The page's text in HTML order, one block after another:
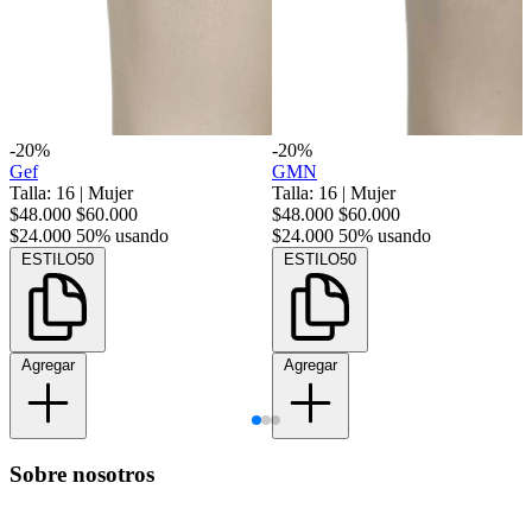
-20%
Gef
Talla: 16 | Mujer
$48.000 $60.000
$24.000 50% usando
ESTILO50
Agregar
-20%
GMN
Talla: 16 | Mujer
$48.000 $60.000
$24.000 50% usando
ESTILO50
Agregar
Sobre nosotros